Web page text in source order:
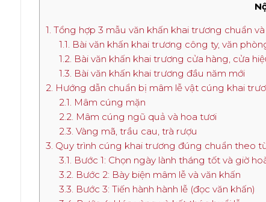
1. Tổng hợp 3 mẫu văn khấn khai trương chuẩn
1.1. Bài văn khấn khai trương công ty, văn
1.2. Bài văn khấn khai trương cửa hàng, cửa
1.3. Bài văn khấn khai trương đầu năm mới
2. Hướng dẫn chuẩn bị mâm lễ vật cúng khai
2.1. Mâm cúng mặn
2.2. Mâm cúng ngũ quả và hoa tươi
2.3. Vàng mã, trầu cau, trà rượu
3. Quy trình cúng khai trương đúng chuẩn theo
3.1. Bước 1: Chọn ngày lành tháng tốt và giờ
3.2. Bước 2: Bày biện mâm lễ và văn khấn
3.3. Bước 3: Tiến hành hành lễ (đọc văn khấn)